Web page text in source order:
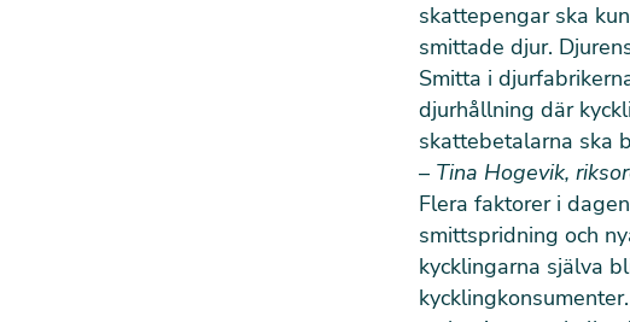
skattepengar ska
smittade djur.
Smitta i
djurhållning där
skattebetalarna ska
– Tina Hogevik,
Flera faktorer i
smittspridning och
kycklingarna själva